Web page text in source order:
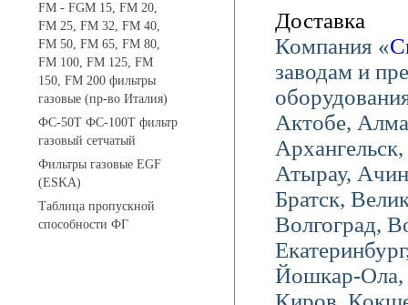
FM - FGM 15, FM 20,
FM 25, FM 32, FM 40,
FM 50, FM 65, FM 80,
FM 100, FM 125, FM
150, FM 200 фильтры
газовые (пр-во Италия)
ФС-50Т ФС-100Т фильтр
газовый сетчатый
Фильтры газовые EGF
(ESKA)
Таблица пропускной
способности ФГ
Доставка
Компания «
заводам и
Актобе,
Атырау,
Братск,
Волгоград,
Йошкар-Ола,